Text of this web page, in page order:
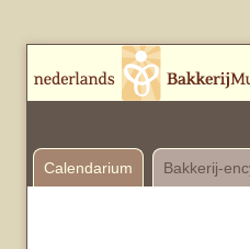
Calendarium Bakkerij-